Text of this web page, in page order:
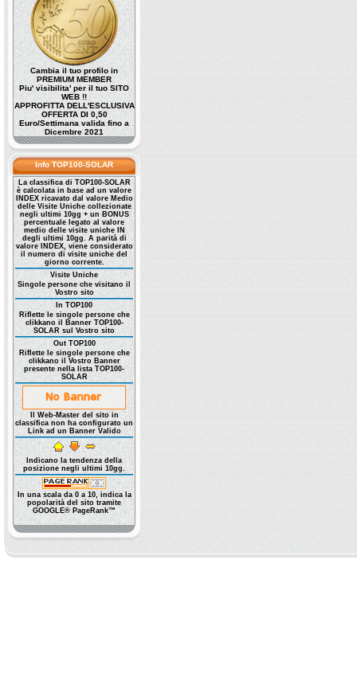
Cambia il tuo profilo in
PREMIUM MEMBER
Piu' visibilita' per il tuo SITO
WEB !!
APPROFITTA DELL'ESCLUSIVA
OFFERTA DI 0,50
Euro/Settimana valida fino a
Dicembre 2021
Info TOP100-SOLAR
La classifica di TOP100-SOLAR
è calcolata in base ad un valore
INDEX ricavato dal valore Medio
delle Visite Uniche collezionate
negli ultimi 10gg + un BONUS
percentuale legato al valore
medio delle visite uniche IN
degli ultimi 10gg. A parità di
valore INDEX, viene considerato
il numero di visite uniche del
giorno corrente.
Visite Uniche
Singole persone che visitano il
Vostro sito
In TOP100
Riflette le singole persone che
clikkano il Banner TOP100-
SOLAR sul Vostro sito
Out TOP100
Riflette le singole persone che
clikkano il Vostro Banner
presente nella lista TOP100-
SOLAR
Il Web-Master del sito in
classifica non ha configurato un
Link ad un Banner Valido
Indicano la tendenza della
posizione negli ultimi 10gg.
In una scala da 0 a 10, indica la
popolarità del sito tramite
GOOGLE® PageRank™